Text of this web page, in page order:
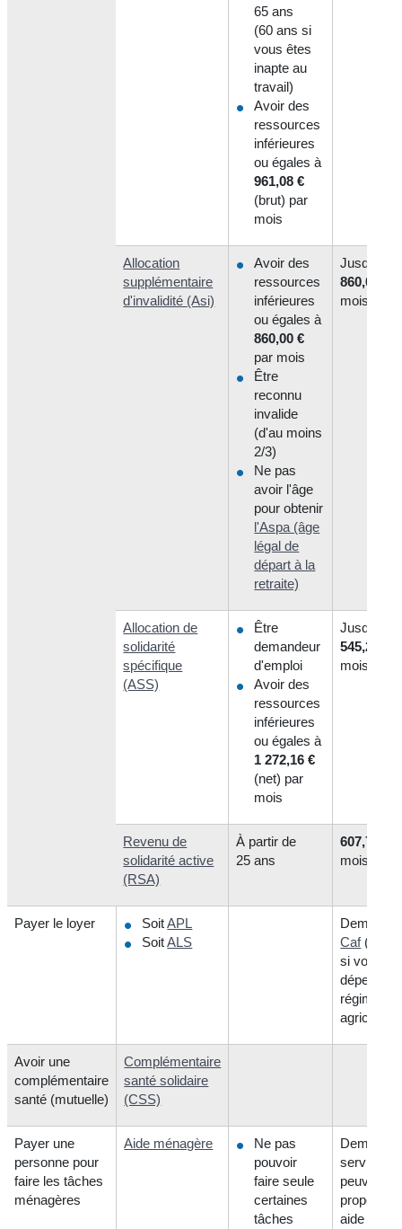
65 ans
(60 ans si
vous êtes
inapte au
travail)
Avoir des
ressources
inférieures
ou égales à
961,08 €
(brut) par
mois
Allocation
supplémentaire
d'invalidité (Asi)
Avoir des
ressources
inférieures
ou égales à
860,00 €
par mois
Être
reconnu
invalide
(d'au moins
2/3)
Ne pas
avoir l'âge
pour obtenir
l'Aspa (âge
légal de
départ à la
retraite)
Jusqu'à
860,00 €
mois
Allocation de
solidarité
spécifique
(ASS)
Être
demandeur
d'emploi
Avoir des
ressources
inférieures
ou égales à
1 272,16 €
(net) par
mois
Jusqu'à
545,21 €
mois
Revenu de
solidarité active
(RSA)
À partir de
25 ans
607,75 €
mois
Payer le loyer SoitAPL
SoitALS
Caf(ou la
si vous
dépendez
régime
agricole)
Avoir une
complémentaire
santé (mutuelle)
Complémentaire
santé solidaire
(CSS)
Payer une
personne pour
faire les tâches
ménagères
Aide ménagère
Ne pas
pouvoir
faire seule
certaines
tâches
services
peuvent
proposer
aide :